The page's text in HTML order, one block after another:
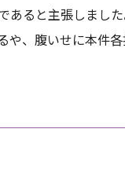
あると主張しまし
、腹いせに本件